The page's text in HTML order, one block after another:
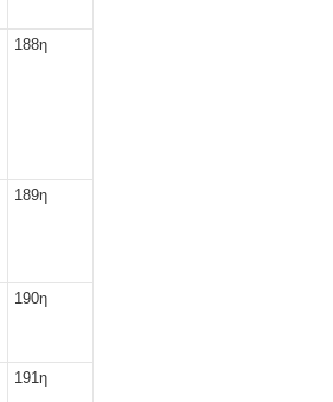
188η
189η
190η
191η